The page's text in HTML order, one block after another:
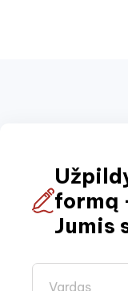
formą
Jumis